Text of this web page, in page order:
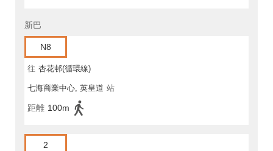
新巴
N8
往 杏花邨(循環線)
七海商業中心, 英皇道 站
距離 100m
2